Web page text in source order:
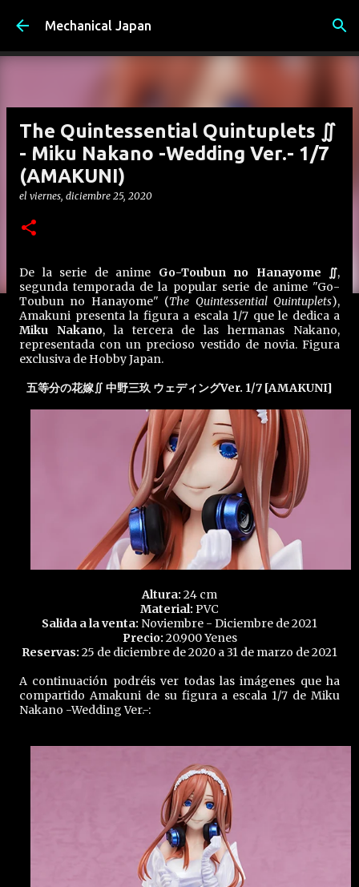
Ir al contenido principal
Mechanical Japan
The Quintessential Quintuplets ∬
- Miku Nakano -Wedding Ver.- 1/7
(AMAKUNI)
el viernes, diciembre 25, 2020
De la serie de anime Go-Toubun no Hanayome ∬,
segunda temporada de la popular serie de anime "Go-
Toubun no Hanayome" (The Quintessential Quintuplets),
Amakuni presenta la figura a escala 1/7 que le dedica a
Miku Nakano, la tercera de las hermanas Nakano,
representada con un precioso vestido de novia. Figura
exclusiva de Hobby Japan.
五等分の花嫁∬ 中野三玖 ウェディングVer. 1/7 [AMAKUNI]
Altura: 24 cm
Material: PVC
Salida a la venta: Noviembre - Diciembre de 2021
Precio: 20.900 Yenes
Reservas: 25 de diciembre de 2020 a 31 de marzo de 2021
A continuación podréis ver todas las imágenes que ha
compartido Amakuni de su figura a escala 1/7 de Miku
Nakano -Wedding Ver.-: